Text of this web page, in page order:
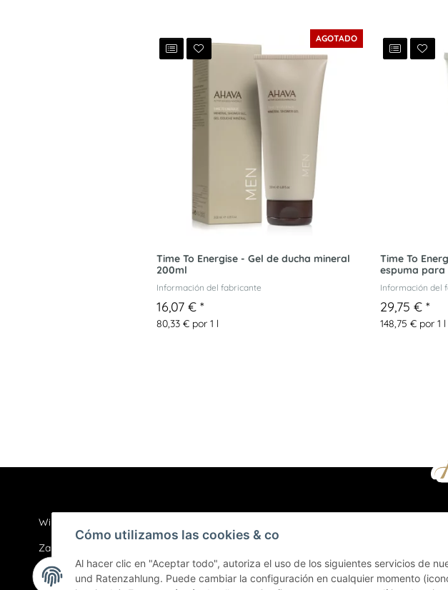
AGOTADO
Time To Energise - Gel de ducha mineral
200ml
Información del fabricante
16,07 € *
80,33 € por 1 l
Time To
espuma
Información del
29,75 € *
148,75 € por 1 l
Wir über uns
Zahlungsmöglichkeiten
Versand und Lieferung
Sitemap
Cómo utilizamos las cookies & co
Al hacer clic en "Aceptar todo", autoriza el uso de los siguientes servicios de
und Ratenzahlung. Puede cambiar la configuración en cualquier momento